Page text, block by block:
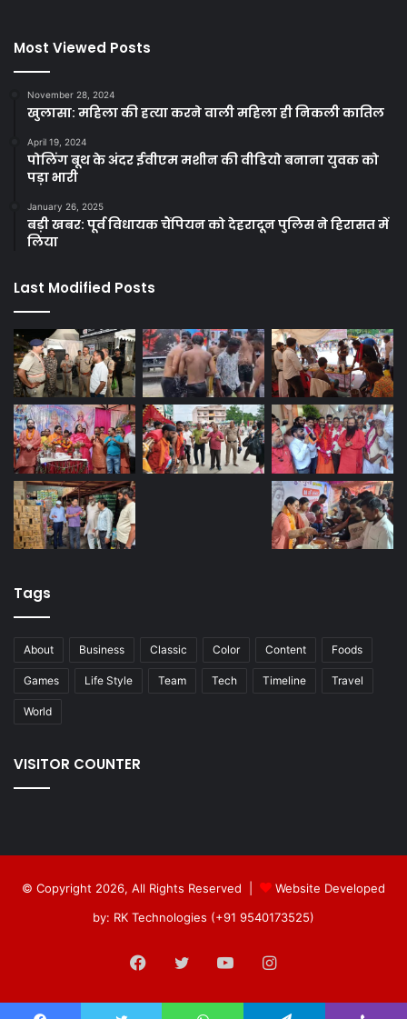
Most Viewed Posts
November 28, 2024
खुलासा: महिला की हत्या करने वाली महिला ही निकली कातिल
April 19, 2024
पोलिंग बूथ के अंदर ईवीएम मशीन की वीडियो बनाना युवक को
पड़ा भारी
January 26, 2025
बड़ी खबर: पूर्व विधायक चैंपियन को देहरादून पुलिस ने हिरासत में
लिया
Last Modified Posts
Tags
About Business Classic Color Content Foods
Games Life Style Team Tech Timeline Travel
World
VISITOR COUNTER
© Copyright 2026, All Rights Reserved |
Website Developed
by: RK Technologies (+91 9540173525)
Facebook
TwitterYouTubeInstagram